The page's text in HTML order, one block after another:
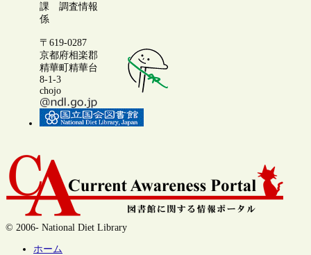
課 調査情報
係
〒619-0287
京都府相楽郡
精華町精華台
8-1-3
chojo
© 2006- National Diet Library
ホーム